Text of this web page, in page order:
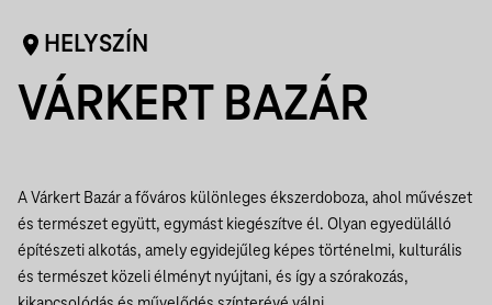
HELYSZÍN
VÁRKERT BAZÁR
A Várkert Bazár a főváros különleges ékszerdoboza, ahol művészet
és természet együtt, egymást kiegészítve él. Olyan egyedülálló
építészeti alkotás, amely egyidejűleg képes történelmi, kulturális
és természet közeli élményt nyújtani, és így a szórakozás,